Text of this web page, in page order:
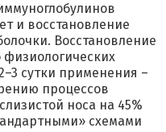
и восстановление
Восстановление
сутки применения –
процессов
носа на 45%
схемами